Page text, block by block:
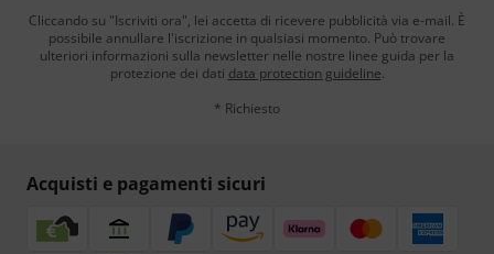
Cliccando su "Iscriviti ora", lei accetta di ricevere pubblicità via e-mail. È
possibile annullare l'iscrizione in qualsiasi momento. Può trovare
ulteriori informazioni sulla newsletter nelle nostre linee guida per la
protezione dei dati data protection guideline.
* Richiesto
Acquisti e pagamenti sicuri